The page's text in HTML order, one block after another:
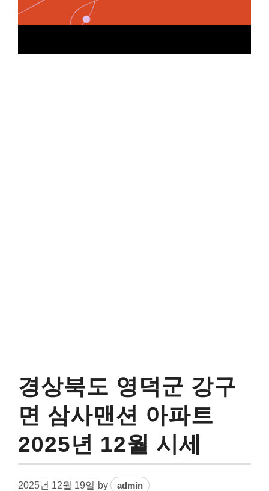
경상북도 영덕군 강구
면 삼사맨션 아파트
2025년 12월 시세
2025년 12월 19일 by admin